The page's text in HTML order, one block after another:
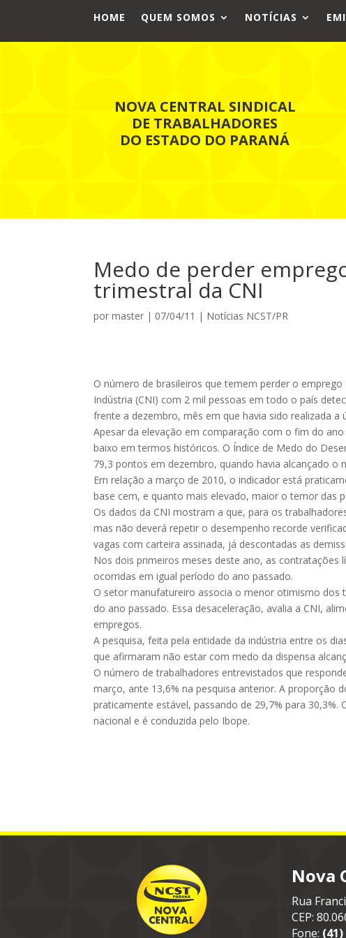
HOME QUEM SOMOS NOTÍCIAS
NOVA CENTRAL SINDICAL
DE TRABALHADORES
DO ESTADO DO PARANÁ
Medo de perder
trimestral da CNI
pormaster | 07/04/11 | Notícias NCST/PR
O número de brasileiros que temem perder o
Indústria (CNI) com 2 mil pessoas em todo o país
frente a dezembro, mês em que havia sido realizada
Apesar da elevação em comparação com o fim do
baixo em termos históricos. O Índice de Medo do
79,3 pontos em dezembro, quando havia alcançado o
Em relação a março de 2010, o indicador está
base cem, e quanto mais elevado, maior o temor das
Os dados da CNI mostram a que, para os
mas não deverá repetir o desempenho recorde
vagas com carteira assinada, já descontadas as
Nos dois primeiros meses deste ano, as
ocorridas em igual período do ano passado.
O setor manufatureiro associa o menor otimismo dos
do ano passado. Essa desaceleração, avalia a CNI,
empregos.
A pesquisa, feita pela entidade da indústria entre os
que afirmaram não estar com medo da dispensa
O número de trabalhadores entrevistados que
março, ante 13,6% na pesquisa anterior. A proporção
praticamente estável, passando de 29,7% para
nacional e é conduzida pelo Ibope.
Nova
Rua
CEP:
Fone: (41)